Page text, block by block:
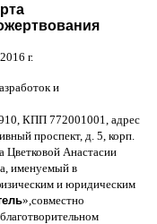
2016 г.
и
КПП 772001001, адрес
проспект, д . 5, корп
Цветковой Анастасии
именуемый в
и юридическим
», совместно
благотворительном